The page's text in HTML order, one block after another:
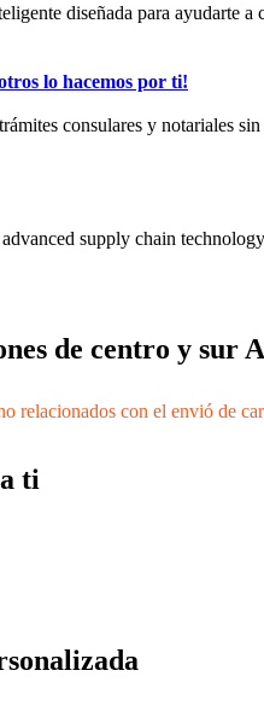
diseñada para ayudarte
lo hacemos por ti!
consulares y notariales
supply chain
de centro y sur
relacionados con el envió de
ti